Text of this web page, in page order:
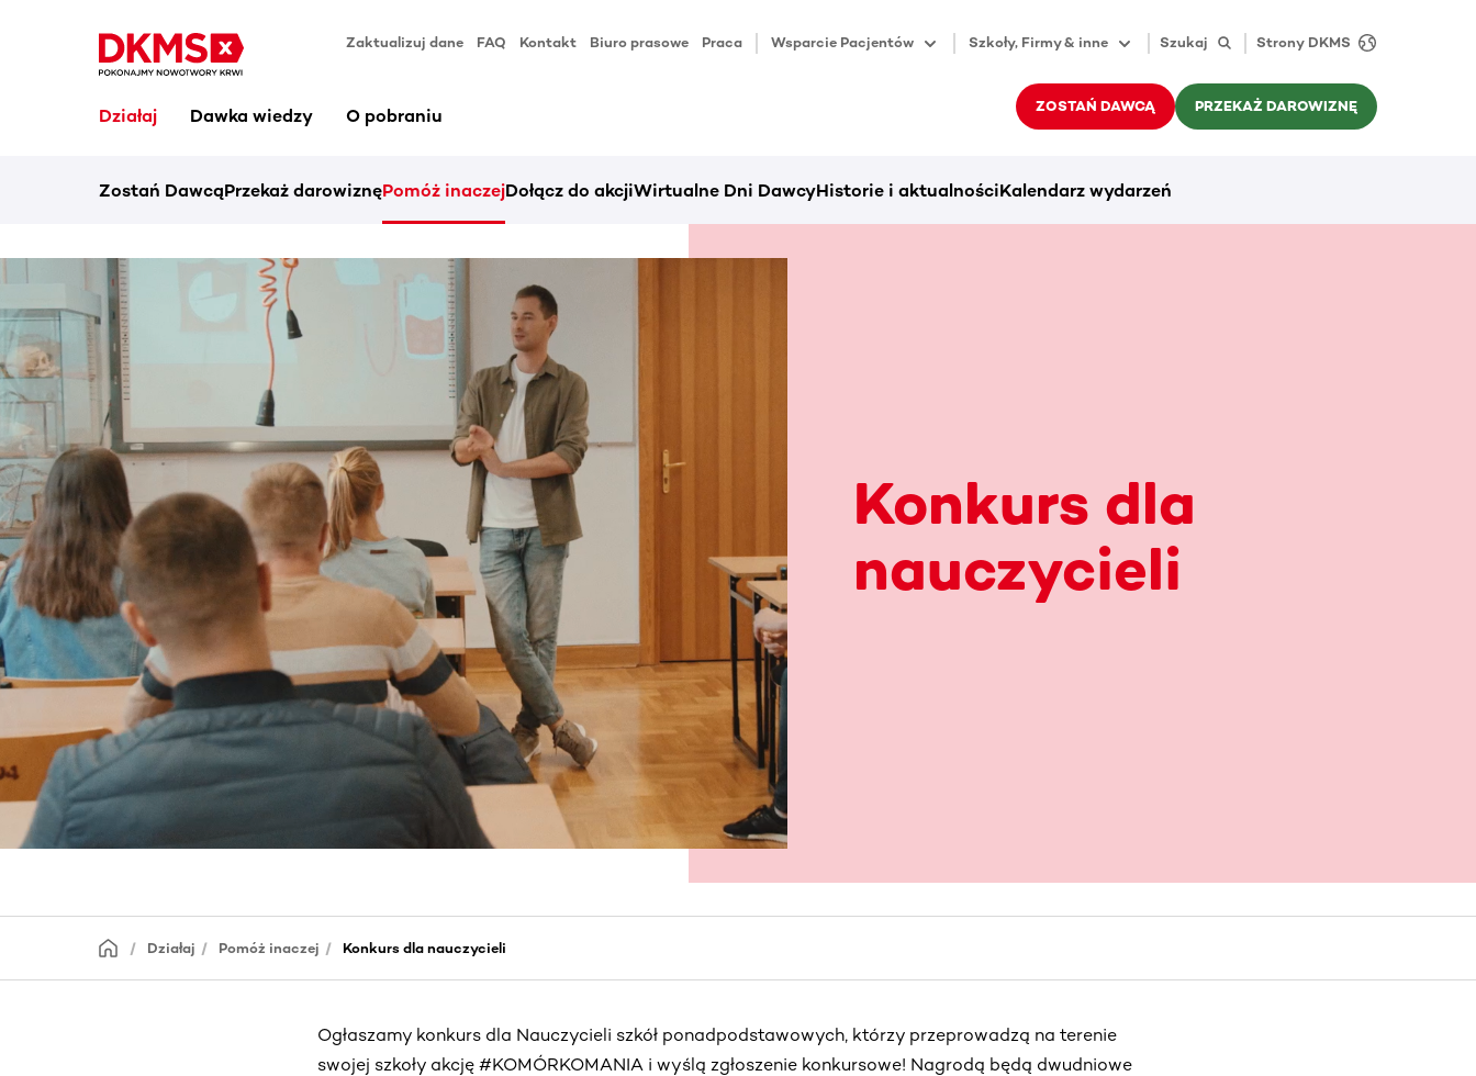
Zaktualizuj dane FAQ Kontakt Biuro prasowe Praca Wsparcie Pacjentów Szkoły, Firmy & inne Szukaj Strony DKMS
Działaj Dawka wiedzy O pobraniu ZOSTAŃ DAWCĄ PRZEKAŻ DAROWIZNĘ
Zostań DawcąPrzekaż darowiznęPomóż inaczejDołącz do akcjiWirtualne Dni DawcyHistorie i aktualnościKalendarz wydarzeń
Konkurs dla
nauczycieli
Działaj Pomóż inaczej Konkurs dla nauczycieli
Ogłaszamy konkurs dla Nauczycieli szkół ponadpodstawowych, którzy przeprowadzą na terenie
swojej szkoły akcję #KOMÓRKOMANIA i wyślą zgłoszenie konkursowe! Nagrodą będą dwudniowe